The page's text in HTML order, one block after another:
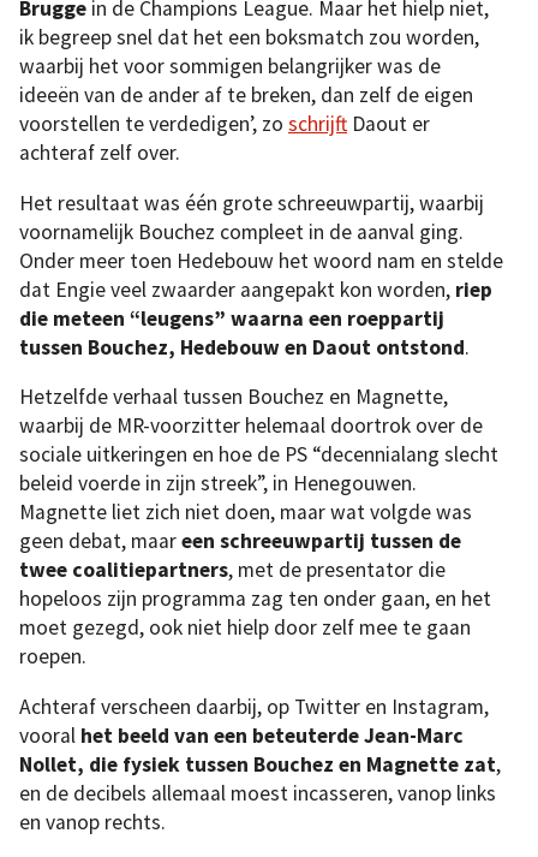
Brugge in de Champions League. Maar het hielp niet,
ik begreep snel dat het een boksmatch zou worden,
waarbij het voor sommigen belangrijker was de
ideeën van de ander af te breken, dan zelf de eigen
voorstellen te verdedigen’, zo schrijftDaout er
achteraf zelf over.
Het resultaat was één grote schreeuwpartij, waarbij
voornamelijk Bouchez compleet in de aanval ging.
Onder meer toen Hedebouw het woord nam en stelde
dat Engie veel zwaarder aangepakt kon worden, riep
die meteen “leugens” waarna een roeppartij
tussen Bouchez, Hedebouw en Daout ontstond.
Hetzelfde verhaal tussen Bouchez en Magnette,
waarbij de MR-voorzitter helemaal doortrok over de
sociale uitkeringen en hoe de PS “decennialang slecht
beleid voerde in zijn streek”, in Henegouwen.
Magnette liet zich niet doen, maar wat volgde was
geen debat, maareen schreeuwpartij tussen de
twee coalitiepartners, met de presentator die
hopeloos zijn programma zag ten onder gaan, en het
moet gezegd, ook niet hielp door zelf mee te gaan
roepen.
Achteraf verscheen daarbij, op Twitter en Instagram,
vooral het beeld van een beteuterde Jean-Marc
Nollet, die fysiek tussen Bouchez en Magnette zat,
en de decibels allemaal moest incasseren, vanop links
en vanop rechts.